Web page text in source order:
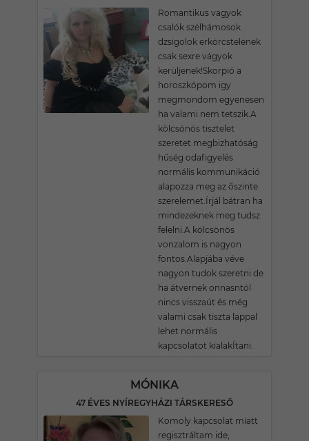
Romantikus vagyok
csalók szélhámosok
dzsigolok erkörcstelenek
csak sexre vágyok
kerüljenek!Skorpió a
horoszkópom igy
megmondom egyenesen
ha valami nem tetszik.A
kölcsönös tisztelet
szeretet megbizhatóság
hűség odafigyelés
normális kommunikáció
alapozza meg az őszinte
szerelemet.Írjál bátran ha
mindezeknek meg tudsz
felelni.A kölcsönös
vonzalom is nagyon
fontos.Alapjába véve
nagyon tudok szeretni de
ha átvernek onnasntól
nincs visszaút és még
valami csak tiszta lappal
lehet normális
kapcsolatot kialakÍtani.
MÓNIKA
47 ÉVES NYÍREGYHÁZI TÁRSKERESŐ
Komoly kapcsolat miatt
regisztráltam ide,